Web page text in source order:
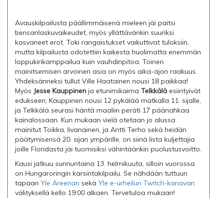
Avauskilpailusta päällimmäisenä mieleen jäi paitsi
bensanlaskuvaikeudet, myös yllättävänkin suuriksi
kasvaneet erot. Toki rangaistukset vaikuttivat tuloksiin,
mutta kilpailusta odotettiin kaikesta huolimatta enemmän
loppukirikamppailua kuin vauhdinpitoa. Toinen
mainitsemisen arvoinen asia on myös aika-ajon raakuus.
Yhdeksänneksi tullut Ville Haatainen nousi 18 paikkaa!
Myös Jesse Kauppinen ja etunimikaima Telkkälä esiintyivät
edukseen; Kauppinen nousi 12 pykälää matkalla 11. sijalle,
ja Telkkälä seurasi häntä maaliin peräti 17 päänahkaa
kainalossaan. Kun mukaan vielä otetaan jo alussa
mainitut Toikka, Iivanainen, ja Antti Terho sekä heidän
päätymisensä 20. sijan ympärille, on siinä lista kuljettajia
joille Floridasta jäi tuomisiksi vähintäänkin puolustusvoitto.
Kausi jatkuu sunnuntaina 13. helmikuuta, silloin vuorossa
on Hungaroringin karsintakilpailu. Se nähdään tuttuun
tapaan Yle Areenan sekä Yle e-urheilun Twitch-kanavan
välityksellä kello 19:00 alkaen. Tervetuloa mukaan!